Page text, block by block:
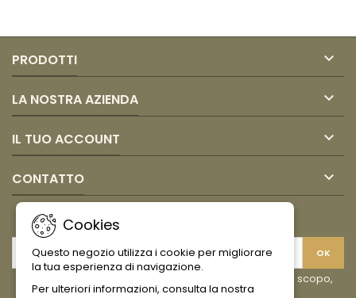
VALDEZ
226GR
PRODOTTI 
LA NOSTRA AZIENDA 
IL TUO ACCOUNT 
CONTATTO 
Cookies
Questo negozio utilizza i cookie per migliorare
la tua esperienza di navigazione.
Per ulteriori informazioni, consulta la nostra
Puoi annullare l'iscrizione in ogni momento. A questo scopo,
cerca le info di contatto nelle note legali.